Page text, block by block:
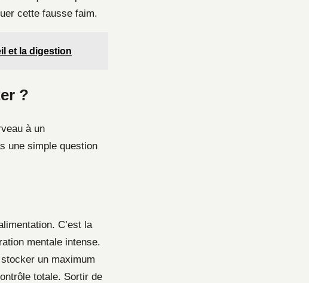
cette fausse faim.
et la digestion
?
à un
une simple question
C’est la
mentale intense.
un maximum
totale. Sortir de